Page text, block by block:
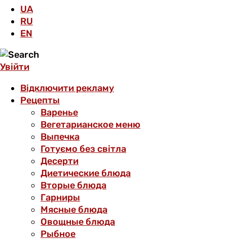
UA
RU
EN
Увійти
Відключити рекламу
Рецепты
Варенье
Вегетарианское меню
Выпечка
Готуємо без світла
Десерти
Диетические блюда
Вторые блюда
Гарниры
Мясные блюда
Овощные блюда
Рыбное